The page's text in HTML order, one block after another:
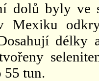
dolů byly ve
Mexiku
délky
55 tun.